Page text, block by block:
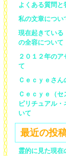
よくある質問と
私の文章につい
現在起きている
の全容について
２０１２年の
て
Ｃｅｃｙｅさん
Ｃｅｃｙｅ（
ピリチュアル
いて
最近の投
霊的に見た現在